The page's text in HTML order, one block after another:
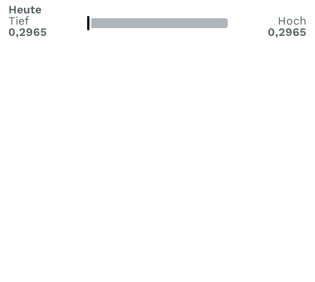
Heute
Tief
0,2965
Hoch
0,2965